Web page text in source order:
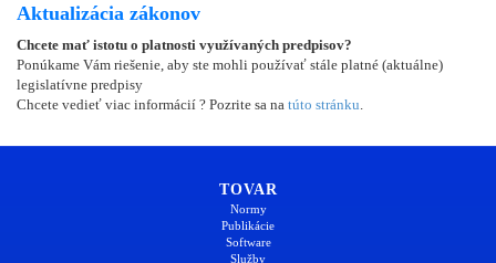
Aktualizácia zákonov
Chcete mať istotu o platnosti využívaných predpisov?
Ponúkame Vám riešenie, aby ste mohli používať stále platné (aktuálne)
legislatívne predpisy
Chcete vedieť viac informácií ? Pozrite sa na túto stránku
TOVAR
Normy
Publikácie
Software
Služby